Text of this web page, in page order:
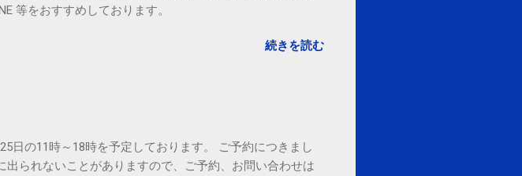
等をおすすめしております。
続きを読む
日の11時～18時を予定しております。 ご予約につきまし
られないことがありますので、ご予約、お問い合わせは